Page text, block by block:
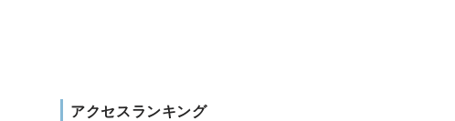
アクセスランキング